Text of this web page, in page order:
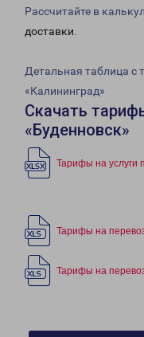
Рассчитайте в
доставки.
Детальная таблица с
«Калининград»
Скачать
«Буденновск»
Тарифы на услуги
Тарифы на
Тарифы на